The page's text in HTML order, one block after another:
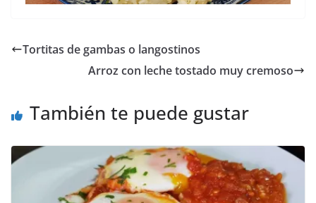
Tortitas de gambas o langostinos
Arroz con leche tostado muy cremoso
También te puede gustar